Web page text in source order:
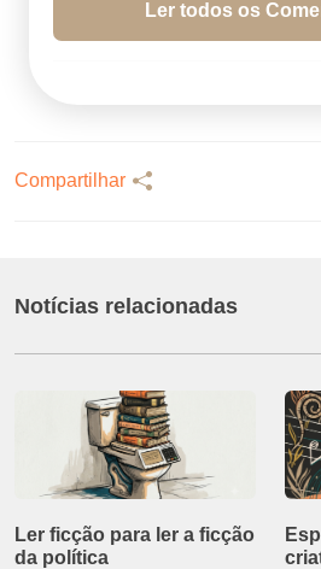
Ler todos os
Compartilhar
Notícias relacionadas
Ler ficção para ler a ficção
da política